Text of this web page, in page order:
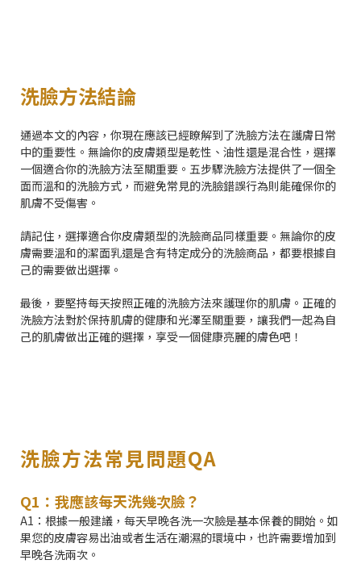
洗臉方法結論
通過本文的內容，你現在應該已經瞭解到了洗臉方法在護膚日常
中的重要性。無論你的皮膚類型是乾性、油性還是混合性，選擇
一個適合你的洗臉方法至關重要。五步驟洗臉方法提供了一個全
面而溫和的洗臉方式，而避免常見的洗臉錯誤行為則能確保你的
肌膚不受傷害。
請記住，選擇適合你皮膚類型的洗臉商品同樣重要。無論你的皮
膚需要溫和的潔面乳還是含有特定成分的洗臉商品，都要根據自
己的需要做出選擇。
最後，要堅持每天按照正確的洗臉方法來護理你的肌膚。正確的
洗臉方法對於保持肌膚的健康和光澤至關重要，讓我們一起為自
己的肌膚做出正確的選擇，享受一個健康亮麗的膚色吧！
洗臉方法常見問題QA
Q1：我應該每天洗幾次臉？
A1：根據一般建議，每天早晚各洗一次臉是基本保養的開始。如
果您的皮膚容易出油或者生活在潮濕的環境中，也許需要增加到
早晚各洗兩次。